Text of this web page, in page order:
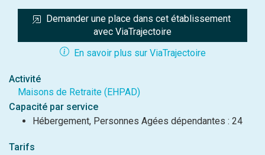
Demander une place dans cet établissement
avec ViaTrajectoire
En savoir plus sur ViaTrajectoire
Activité
Maisons de Retraite (EHPAD)
Capacité par service
Hébergement, Personnes Agées dépendantes : 24
Tarifs